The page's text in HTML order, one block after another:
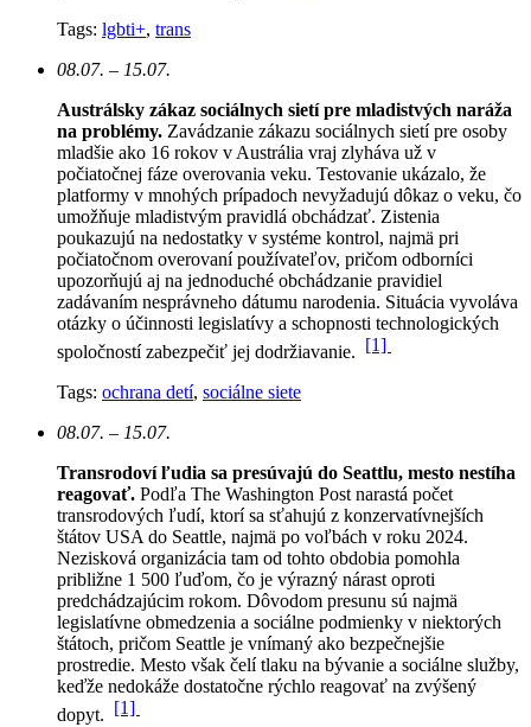
Tags: lgbti+, trans
08.07. – 15.07.
Austrálsky zákaz sociálnych sietí pre mladistvých naráža
na problémy. Zavádzanie zákazu sociálnych sietí pre osoby
mladšie ako 16 rokov v Austrália vraj zlyháva už v
počiatočnej fáze overovania veku. Testovanie ukázalo, že
platformy v mnohých prípadoch nevyžadujú dôkaz o veku, čo
umožňuje mladistvým pravidlá obchádzať. Zistenia
poukazujú na nedostatky v systéme kontrol, najmä pri
počiatočnom overovaní používateľov, pričom odborníci
upozorňujú aj na jednoduché obchádzanie pravidiel
zadávaním nesprávneho dátumu narodenia. Situácia vyvoláva
otázky o účinnosti legislatívy a schopnosti technologických
spoločností zabezpečiť jej dodržiavanie. [1]
Tags: ochrana detí, sociálne siete
08.07. – 15.07.
Transrodoví ľudia sa presúvajú do Seattlu, mesto nestíha
reagovať. Podľa The Washington Post narastá počet
transrodových ľudí, ktorí sa sťahujú z konzervatívnejších
štátov USA do Seattle, najmä po voľbách v roku 2024.
Nezisková organizácia tam od tohto obdobia pomohla
približne 1 500 ľuďom, čo je výrazný nárast oproti
predchádzajúcim rokom. Dôvodom presunu sú najmä
legislatívne obmedzenia a sociálne podmienky v niektorých
štátoch, pričom Seattle je vnímaný ako bezpečnejšie
prostredie. Mesto však čelí tlaku na bývanie a sociálne služby,
keďže nedokáže dostatočne rýchlo reagovať na zvýšený
dopyt. [1]